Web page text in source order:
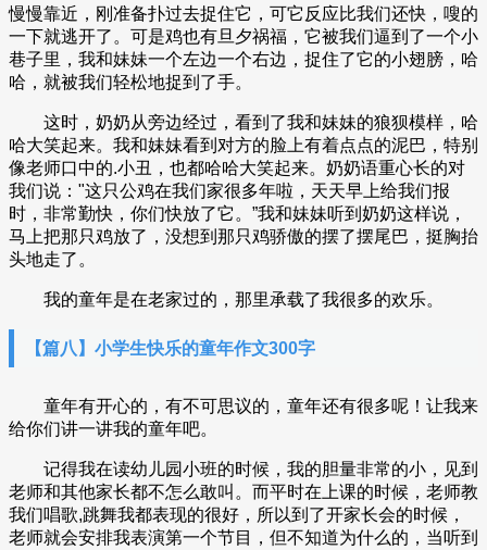
慢慢靠近，刚准备扑过去捉住它，可它反应比我们还快，嗖的
一下就逃开了。可是鸡也有旦夕祸福，它被我们逼到了一个小
巷子里，我和妹妹一个左边一个右边，捉住了它的小翅膀，哈
哈，就被我们轻松地捉到了手。
这时，奶奶从旁边经过，看到了我和妹妹的狼狈模样，哈
哈大笑起来。我和妹妹看到对方的脸上有着点点的泥巴，特别
像老师口中的.小丑，也都哈哈大笑起来。奶奶语重心长的对
我们说："这只公鸡在我们家很多年啦，天天早上给我们报
时，非常勤快，你们快放了它。”我和妹妹听到奶奶这样说，
马上把那只鸡放了，没想到那只鸡骄傲的摆了摆尾巴，挺胸抬
头地走了。
我的童年是在老家过的，那里承载了我很多的欢乐。
【篇八】小学生快乐的童年作文300字
童年有开心的，有不可思议的，童年还有很多呢！让我来
给你们讲一讲我的童年吧。
记得我在读幼儿园小班的时候，我的胆量非常的小，见到
老师和其他家长都不怎么敢叫。而平时在上课的时候，老师教
我们唱歌,跳舞我都表现的很好，所以到了开家长会的时候，
老师就会安排我表演第一个节目，但不知道为什么的，当听到